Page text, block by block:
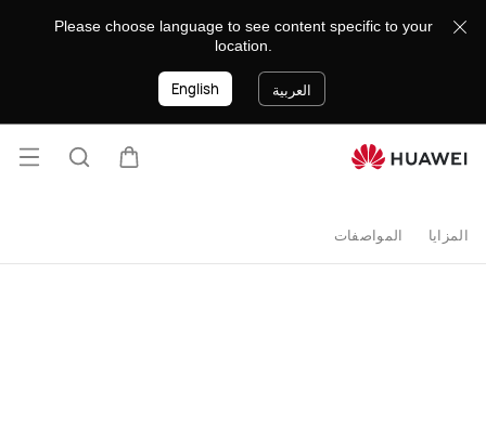
buy
Please choose language to see content specific to your
location.
العربية English
فتح
المزايا المواصفات